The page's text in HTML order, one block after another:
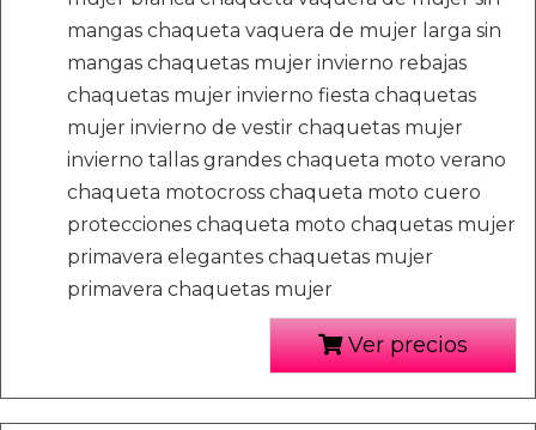
mangas chaqueta vaquera de mujer larga sin
mangas chaquetas mujer invierno rebajas
chaquetas mujer invierno fiesta chaquetas
mujer invierno de vestir chaquetas mujer
invierno tallas grandes chaqueta moto verano
chaqueta motocross chaqueta moto cuero
protecciones chaqueta moto chaquetas mujer
primavera elegantes chaquetas mujer
primavera chaquetas mujer
Ver precios